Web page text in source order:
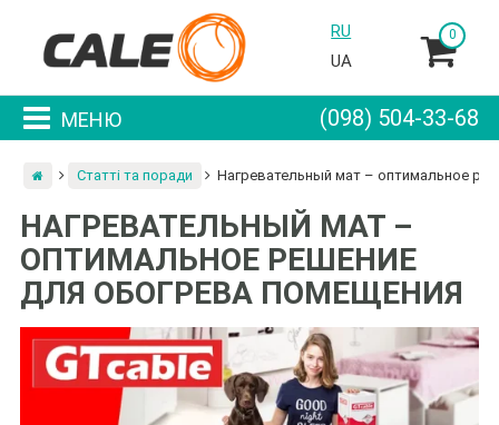
content
RU
UA
0
МЕНЮ (098) 504-33-68
Статті та поради Нагревательный мат – оптимальное
НАГРЕВАТЕЛЬНЫЙ МАТ –
ОПТИМАЛЬНОЕ РЕШЕНИЕ
ДЛЯ ОБОГРЕВА ПОМЕЩЕНИЯ